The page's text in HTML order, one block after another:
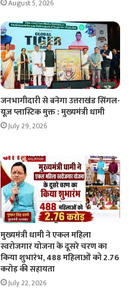
August 5, 2026
जनभागीदारी से बनेगा उत्तराखंड सिंगल-
यूज़ प्लास्टिक मुक्त : मुख्यमंत्री धामी
July 29, 2026
मुख्यमंत्री धामी ने एकल महिला
स्वरोजगार योजना के दूसरे चरण का
किया शुभारंभ, 488 महिलाओं को 2.76
करोड़ की सहायता
July 22, 2026